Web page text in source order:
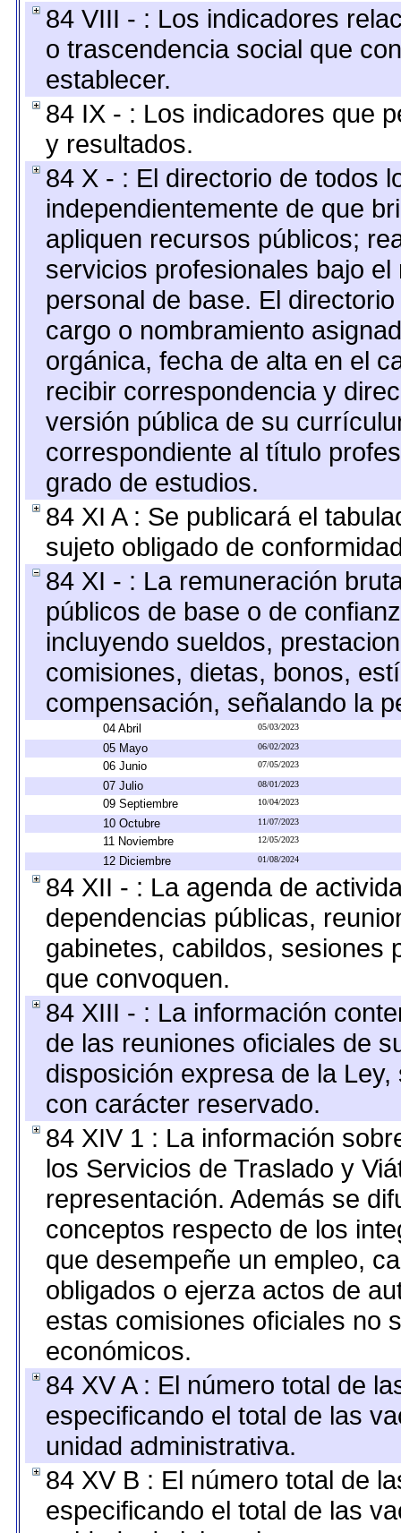
84 VIII - : Los indicadores
o trascendencia social que
establecer.
84 IX - : Los indicadores que
y resultados.
84 X - : El directorio de todos
independientemente de que
apliquen recursos públicos;
servicios profesionales bajo
personal de base. El
cargo o nombramiento
orgánica, fecha de alta en el
recibir correspondencia y
versión pública de su
correspondiente al título
grado de estudios.
84 XI A : Se publicará el
sujeto obligado de
84 XI - : La remuneración
públicos de base o de
incluyendo sueldos,
comisiones, dietas, bonos,
compensación, señalando la
04 Abril 05/03/2023
05 Mayo 06/02/2023
06 Junio 07/05/2023
07 Julio 08/01/2023
09 Septiembre 10/04/2023
10 Octubre 11/07/2023
11 Noviembre 12/05/2023
12 Diciembre 01/08/2024
84 XII - : La agenda de
dependencias públicas,
gabinetes, cabildos, sesiones
que convoquen.
84 XIII - : La información
de las reuniones oficiales de
disposición expresa de la
con carácter reservado.
84 XIV 1 : La información
los Servicios de Traslado y
representación. Además se
conceptos respecto de los
que desempeñe un empleo,
obligados o ejerza actos de
estas comisiones oficiales no
económicos.
84 XV A : El número total de
especificando el total de las
unidad administrativa.
84 XV B : El número total de
especificando el total de las